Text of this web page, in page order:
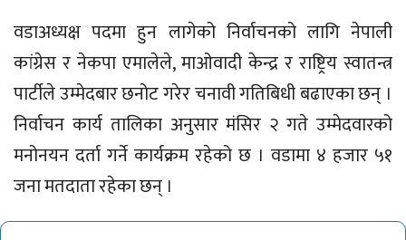
वडाअध्यक्ष पदमा हुन लागेको निर्वाचनको लागि नेपाली
कांग्रेस र नेकपा एमालेले, माओवादी केन्द्र र राष्ट्रिय स्वातन्त्र
पार्टीले उम्मेदबार छनोट गरेर चनावी गतिबिधी बढाएका छन् ।
निर्वाचन कार्य तालिका अनुसार मंसिर २ गते उम्मेदवारको
मनोनयन दर्ता गर्ने कार्यक्रम रहेको छ । वडामा ४ हजार ५१
जना मतदाता रहेका छन् ।